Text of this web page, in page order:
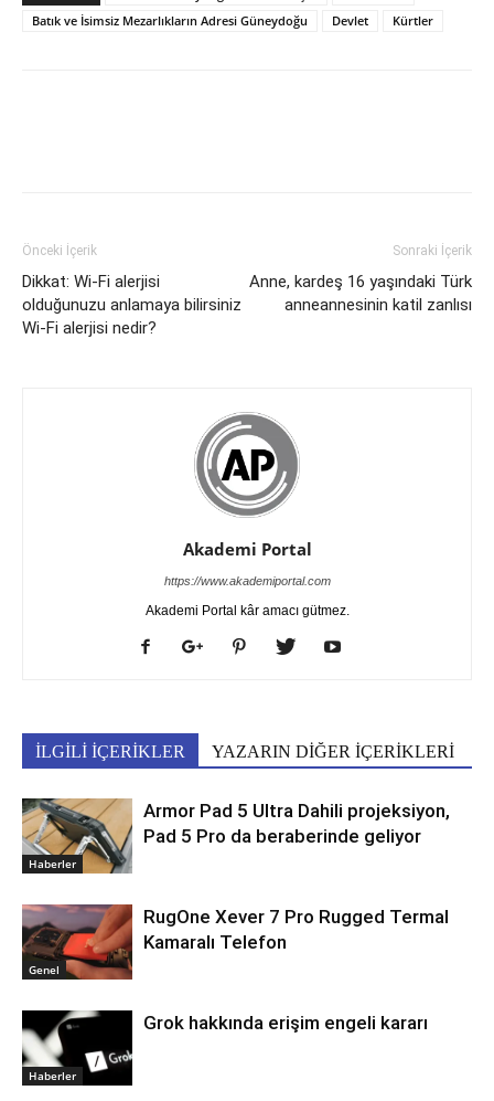
Batık ve İsimsiz Mezarlıkların Adresi Güneydoğu
Devlet Kürtler
Önceki İçerik
Dikkat: Wi-Fi alerjisi
olduğunuzu anlamaya bilirsiniz
Wi-Fi alerjisi nedir?
Sonraki İçerik
Anne, kardeş 16 yaşındaki Türk
anneannesinin katil zanlısı
Akademi Portal
https://www.akademiportal.com
Akademi Portal kâr amacı gütmez.
İLGİLİ İÇERİKLER YAZARIN DİĞER İÇERİKLERİ
Haberler
Armor Pad 5 Ultra Dahili projeksiyon,
Pad 5 Pro da beraberinde geliyor
Genel
RugOne Xever 7 Pro Rugged Termal
Kamaralı Telefon
Haberler
Grok hakkında erişim engeli kararı